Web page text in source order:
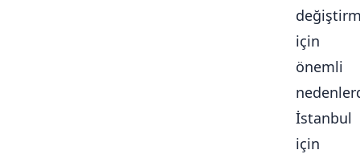
için
önemli
İstanbul
için